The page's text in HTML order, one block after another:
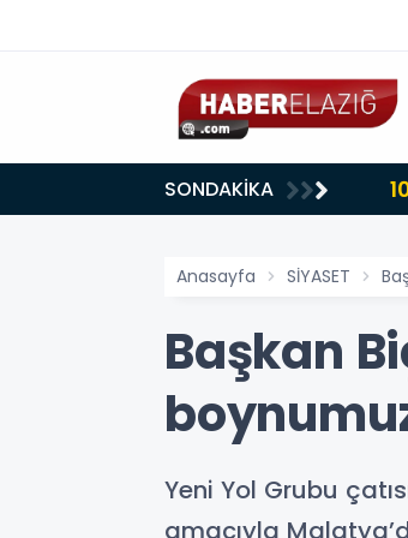
SONDAKİKA
Anasayfa SİYASET
Başkan
Yeni Yol Grubu
amacıyla